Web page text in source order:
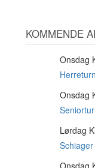
KOMMENDE
Onsdag
Onsdag
Lørdag
Onsdag